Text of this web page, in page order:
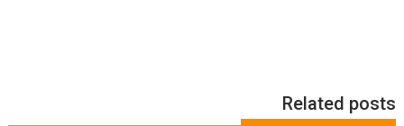
Related posts